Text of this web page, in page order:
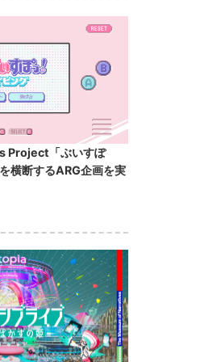
Project「ぶいすぽ
横断するARG企画を実